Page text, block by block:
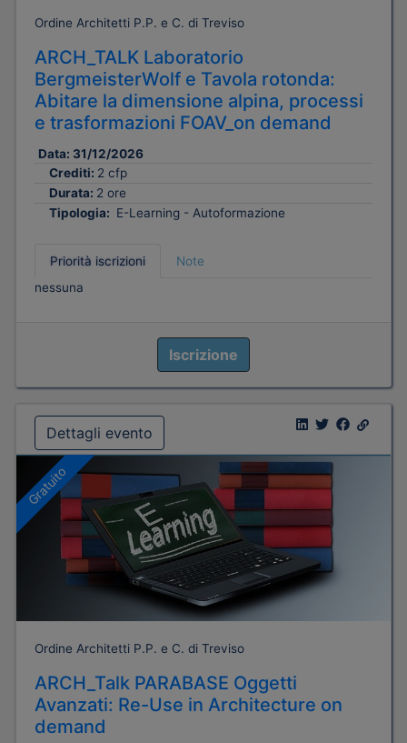
Ordine Architetti P.P. e C. di Treviso
ARCH_TALK Laboratorio
BergmeisterWolf e Tavola rotonda:
Abitare la dimensione alpina, processi
e trasformazioni FOAV_on demand
Data: 31/12/2026
Crediti: 2 cfp
Durata: 2 ore
Tipologia: E-Learning - Autoformazione
Priorità iscrizioni
Note
nessuna
Iscrizione
Dettagli evento
Gratuito
Ordine Architetti P.P. e C. di Treviso
ARCH_Talk PARABASE Oggetti
Avanzati: Re-Use in Architecture on
demand